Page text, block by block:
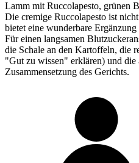
Lamm mit Ruccolapesto, grünen
Die cremige Ruccolapesto ist
bietet eine wunderbare
Für einen langsamen
die Schale an den Kartoffeln, die
"Gut zu wissen" erklären) und die
Zusammensetzung des Gerichts.